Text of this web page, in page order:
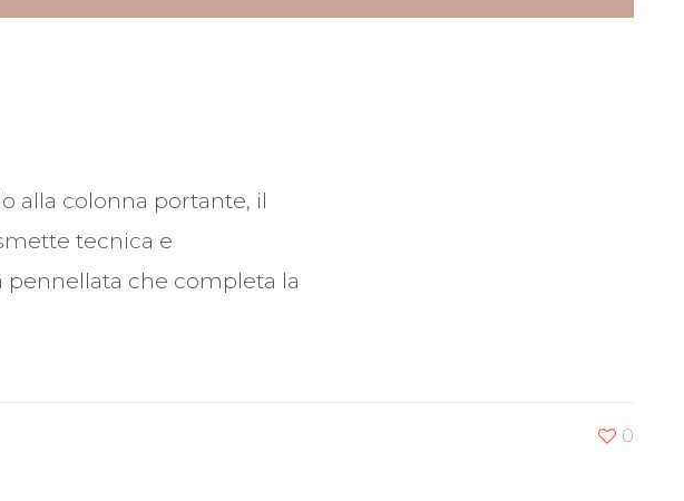
alla colonna portante, il
tecnica e
pennellata che completa la
0